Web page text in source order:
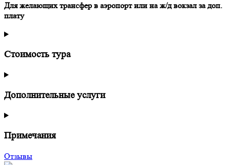
Для желающих трансфер в аэропорт или на ж/д вокзал за доп.
плату
Стоимость тура
Дополнительные услуги
Примечания
Отзывы